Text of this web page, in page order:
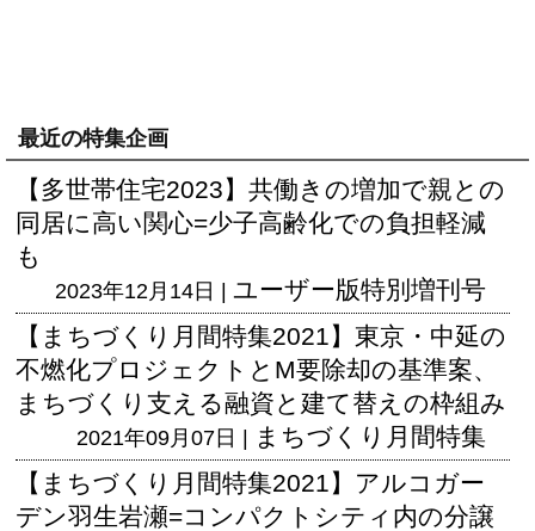
最近の特集企画
【多世帯住宅2023】共働きの増加で親との
同居に高い関心=少子高齢化での負担軽減
も
2023年12月14日 | ユーザー版特別増刊号
【まちづくり月間特集2021】東京・中延の
不燃化プロジェクトとM要除却の基準案、
まちづくり支える融資と建て替えの枠組み
2021年09月07日 | まちづくり月間特集
【まちづくり月間特集2021】アルコガー
デン羽生岩瀬=コンパクトシティ内の分譲